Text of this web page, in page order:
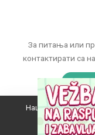
За питања или
контактирати са
© 2011-2024
Наш вебсајт